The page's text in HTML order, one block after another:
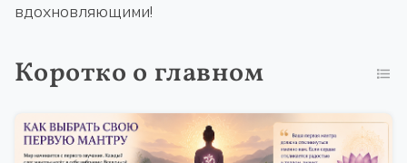
вдохновляющими!
Коротко о главном